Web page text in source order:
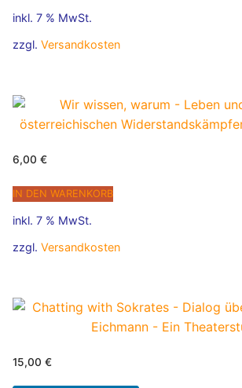
inkl. 7 % MwSt.
zzgl. Versandkosten
6,00 €
IN DEN WARENKORB
inkl. 7 % MwSt.
zzgl. Versandkosten
15,00 €